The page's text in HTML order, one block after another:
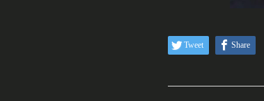
Tweet Share